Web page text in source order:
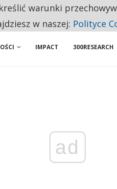
LIŚCIE SĄ DWA PODMIOTY Z POLSKI
IMPACT 300RESEARCH
ad
warunki
w naszej: Polityce